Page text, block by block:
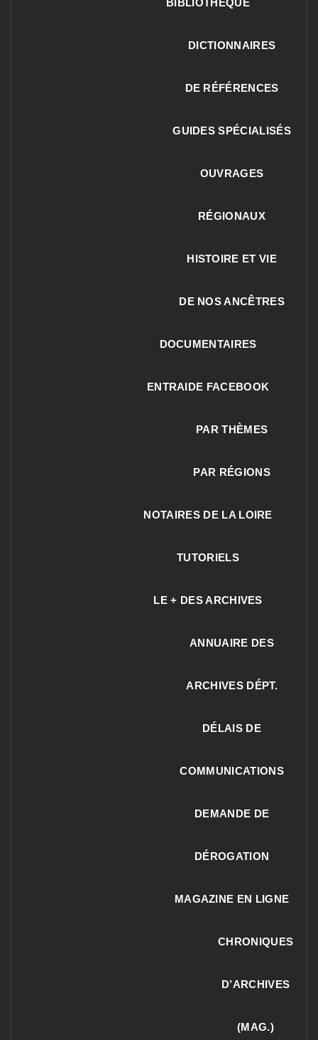
BIBLIOTHÈQUE
DICTIONNAIRES
DE RÉFÉRENCES
GUIDES SPÉCIALISÉS
OUVRAGES
RÉGIONAUX
HISTOIRE ET VIE
DE NOS ANCÊTRES
DOCUMENTAIRES
ENTRAIDE FACEBOOK
PAR THÈMES
PAR RÉGIONS
NOTAIRES DE LA LOIRE
TUTORIELS
LE + DES ARCHIVES
ANNUAIRE DES
ARCHIVES DÉPT.
DÉLAIS DE
COMMUNICATIONS
DEMANDE DE
DÉROGATION
MAGAZINE EN LIGNE
CHRONIQUES
D’ARCHIVES
(MAG.)